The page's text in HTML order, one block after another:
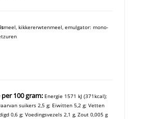
meel, kikkererwtenmeel, emulgator: mono-
100 gram: Energie 1571 kJ (371kcal);
suikers 2,5 g; Eiwitten 5,2 g; Vetten
0,6 g; Voedingsvezels 2,1 g, Zout 0,005 g